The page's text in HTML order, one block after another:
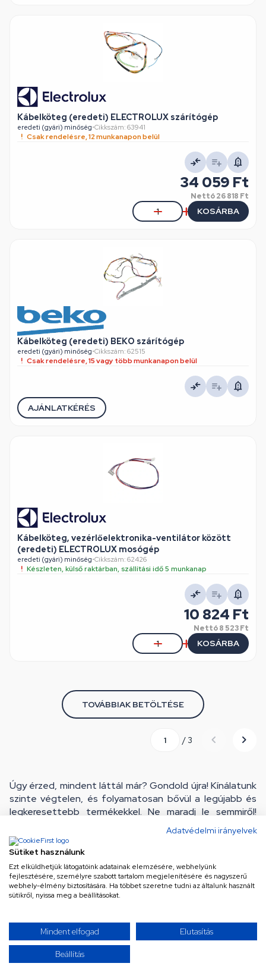
Adatvédelmi irányelvek
Sütiket használunk
Ezt elküldhetjük látogatóink adatainak elemzésére, webhelyünk
fejlesztésére, személyre szabott tartalom megjelenítésére és nagyszerű
webhely-élmény biztosítására. Ha többet szeretne tudni az általunk használt
sütikről, nyissa meg a beállításokat.
Mindent elfogad Elutasítás
Beállítás
Kábelköteg (eredeti) ELECTROLUX szárítógép
eredeti (gyári) minőség•Cikkszám: 63941
Csak rendelésre, 12 munkanapon belül
34 059 Ft
Nettó26 818 Ft
KOSÁRBA
Kábelköteg (eredeti) BEKO szárítógép
eredeti (gyári) minőség•Cikkszám: 62515
Csak rendelésre, 15 vagy több munkanapon belül
AJÁNLATKÉRÉS
Kábelköteg, vezérlőelektronika-ventilátor között
(eredeti) ELECTROLUX mosógép
eredeti (gyári) minőség•Cikkszám: 62426
Készleten, külső raktárban, szállítási idő 5 munkanap
10 824 Ft
Nettó8 523 Ft
KOSÁRBA
TOVÁBBIAK BETÖLTÉSE
/ 3
Úgy érzed, mindent láttál már? Gondold újra! Kínálatunk
szinte végtelen, és folyamatosan bővül a legújabb és
legkeresettebb termékekkel. Ne maradj le semmiről!
Görgess tovább, és merülj el a választékban – a
következő kattintás akár a tökéletes találat is lehet!
Ne maradj le a legjobb
ajánlatokról!